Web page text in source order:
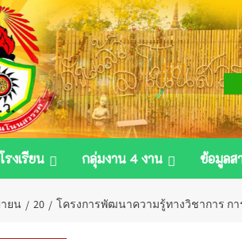
รงเรียน กลุ่มงาน 4 งาน ข้อมูลส
ยน 20 โครงการพัฒนาความรู้ทางวิชาการ ก